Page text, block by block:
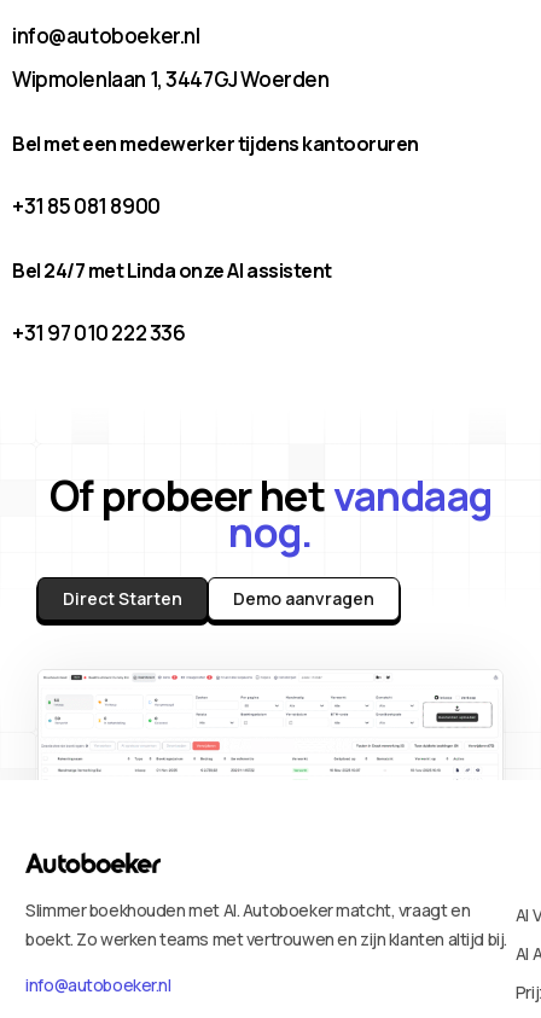
info@autoboeker.nl
Wipmolenlaan 1, 3447GJ Woerden
Bel met een medewerker tijdens kantooruren
+31 85 081 8900
Bel 24/7 met Linda onze AI assistent
+31 97 010 222 336
Of probeer hetvandaag
nog.
Direct Starten Demo aanvragen
Slimmer boekhouden met AI. Autoboeker matcht, vraagt en
boekt. Zo werken teams met vertrouwen en zijn klanten altijd bij.
info@autoboeker.nl
AI
AI